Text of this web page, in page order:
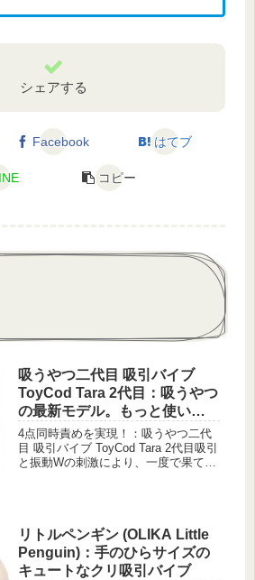
シェアする
Facebook はてブ
コピー
吸うやつ二代目 吸引バイブ
ToyCod Tara 2代目：吸うやつ
の最新モデル。もっと使いや
すく、もっと気持ち良くなり
ました
4点同時責めを実現！：吸うやつ二代
目 吸引バイブ ToyCod Tara 2代目吸引
と振動Wの刺激により、一度で果てし
デモ設計です。
リトルペンギン (OLIKA Little
Penguin)：手のひらサイズの
キュートなクリ吸引バイブ